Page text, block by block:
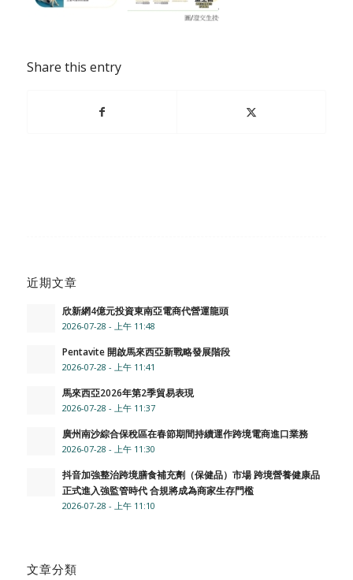
Share this entry
近期文章
欣新網4億元投資東南亞電商代營運龍頭
2026-07-28 - 上午 11:48
Pentavite 開啟馬來西亞新戰略發展階段
2026-07-28 - 上午 11:41
馬來西亞2026年第2季貿易表現
2026-07-28 - 上午 11:37
廣州南沙綜合保稅區在春節期間持續運作跨境電商進口業務
2026-07-28 - 上午 11:30
抖音加強整治跨境膳食補充劑（保健品）市場 跨境營養健康品
正式進入強監管時代 合規將成為商家生存門檻
2026-07-28 - 上午 11:10
文章分類